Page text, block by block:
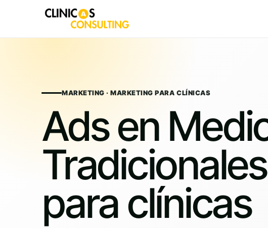
MARKETING · MARKETING PARA CLÍNICAS
Ads en
Tradicionales
para clínicas